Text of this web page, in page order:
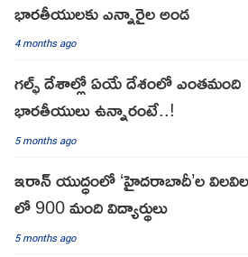
భారతీయులకు ఎన్నారైల అండ
4 months ago
గల్ఫ్ దేశాల్లో ఏయే దేశంలో ఎంతమంది
భారతీయులు ఉన్నారంటే..!
5 months ago
ఇరాన్ యుద్ధంలో ‘హైదరాబాదీ’ల
లో 900 మంది విద్యార్థులు
5 months ago